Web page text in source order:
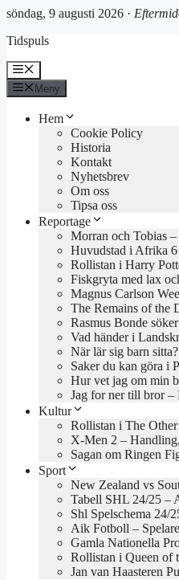
söndag, 9 augusti 2026 ·
till
Tidspuls
Meny
Meny
Hem
Cookie Policy
Historia
Kontakt
Nyhetsbrev
Om oss
Tipsa oss
Reportage
Morran och Tobias
Huvudstad i Afrika
Rollistan i Harry
Fiskgryta med lax
Magnus Carlson
The Remains of the
Rasmus Bonde
Vad händer i
När lär sig barn
Saker du kan göra i
Hur vet jag om min
Jag for ner till bror –
Kultur
Rollistan i The
X-Men 2 –
Sagan om Ringen
Sport
New Zealand vs
Tabell SHL 24/25 –
Shl Spelschema 24/
Aik Fotboll –
Gamla Nationella
Rollistan i Queen of
Jan van Haasteren